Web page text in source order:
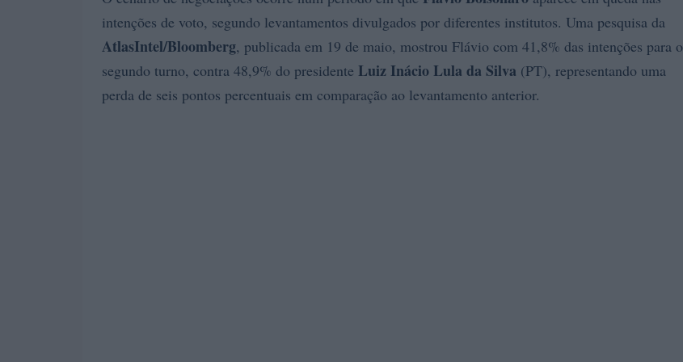
intenções de voto, segundo levantamentos divulgados por diferentes institutos. Uma pesquisa da
AtlasIntel/Bloomberg, publicada em 19 de maio, mostrou Flávio com 41,8% das intenções para o
segundo turno, contra 48,9% do presidente Luiz Inácio Lula da Silva (PT), representando uma
perda de seis pontos percentuais em comparação ao levantamento anterior.